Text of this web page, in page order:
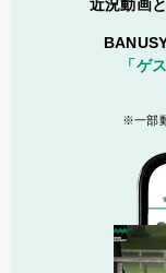
近況動画
「ゲ
一部